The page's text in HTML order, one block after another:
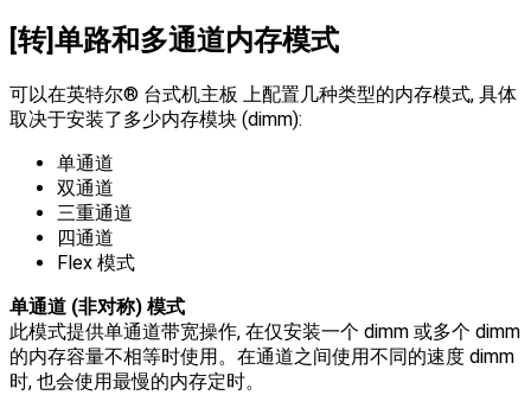
[转]单路和多通道内存模式
可以在英特尔® 台式机主板 上配置几种类型的内存模式, 具体
取决于安装了多少内存模块 (dimm):
单通道
双通道
三重通道
四通道
Flex 模式
单通道 (非对称) 模式
此模式提供单通道带宽操作, 在仅安装一个 dimm 或多个 dimm
的内存容量不相等时使用。在通道之间使用不同的速度 dimm
时, 也会使用最慢的内存定时。